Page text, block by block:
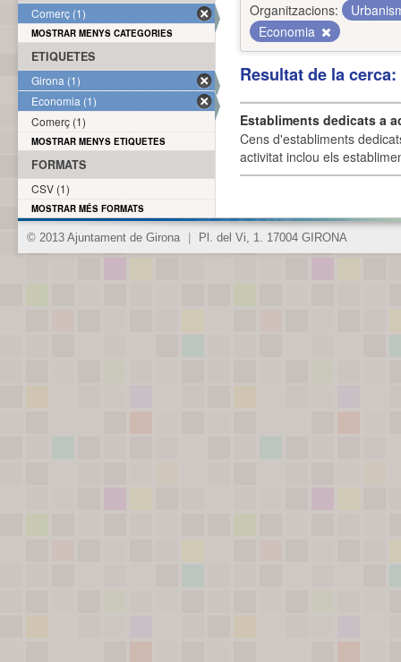
Organitzacions:
Economia
Resultat de la
Establiments dedicats a
Cens d'establiments
activitat inclou els
Comerç (1)
MOSTRAR MENYS CATEGORIES
ETIQUETES
Girona (1)
Economia (1)
Comerç (1)
MOSTRAR MENYS ETIQUETES
FORMATS
CSV (1)
MOSTRAR MÉS FORMATS
© 2013 Ajuntament de Girona Pl. del Vi, 1. 17004 GIRONA